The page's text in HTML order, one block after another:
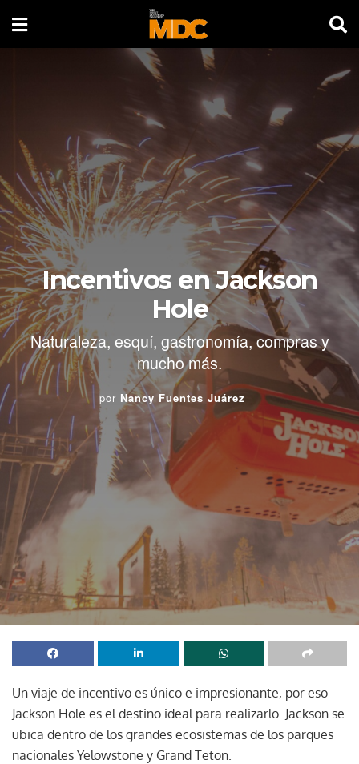
Incentivos en Jackson
Hole
Naturaleza, esquí, gastronomía, compras y
mucho más.
por Nancy Fuentes Juárez
Un viaje de incentivo es único e impresionante, por eso
Jackson Hole es el destino ideal para realizarlo. Jackson se
ubica dentro de los grandes ecosistemas de los parques
nacionales Yelowstone y Grand Teton.